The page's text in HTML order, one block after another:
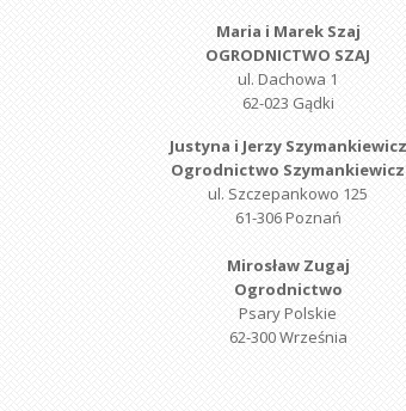
Maria i Marek Szaj
OGRODNICTWO SZAJ
ul. Dachowa 1
62-023 Gądki
Justyna i Jerzy Szymankiewicz
Ogrodnictwo Szymankiewicz
ul. Szczepankowo 125
61-306 Poznań
Mirosław Zugaj
Ogrodnictwo
Psary Polskie
62-300 Września